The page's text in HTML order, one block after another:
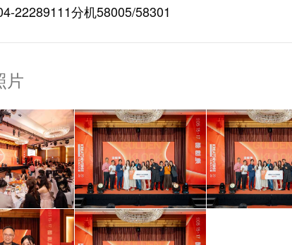
22289111分机58005/58301
片